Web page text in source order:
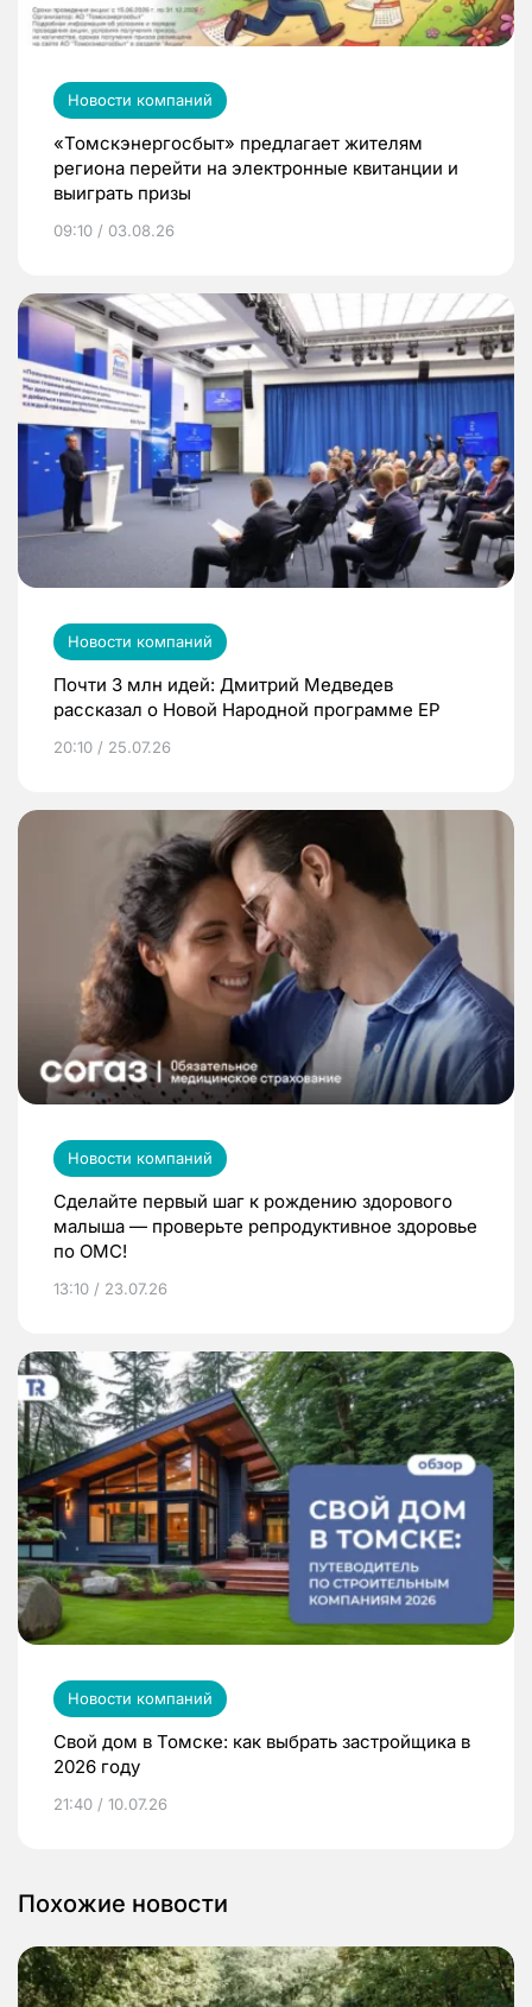
Новости компаний
«Томскэнергосбыт» предлагает жителям
региона перейти на электронные квитанции и
выиграть призы
09:10 / 03.08.26
Новости компаний
Почти 3 млн идей: Дмитрий Медведев
рассказал о Новой Народной программе ЕР
20:10 / 25.07.26
Новости компаний
Сделайте первый шаг к рождению здорового
малыша — проверьте репродуктивное здоровье
по ОМС!
13:10 / 23.07.26
Новости компаний
Свой дом в Томске: как выбрать застройщика в
2026 году
21:40 / 10.07.26
Похожие новости